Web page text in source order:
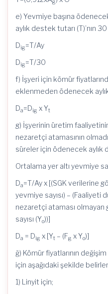
g
e) Yevmiye başına
aylık destek tutarı (T)’nın
Dig=T/Ay
Dig=T/30
f) İşyeri için kömür
eklenmeden ödenecek
Da=Dig x Yt
g) İşyerinin üretim
nezaretçi atamasının
süreler için ödenecek aylık
Ortalama yer altı yevmiye
Da=T/Ay x [(SGK verilerine
yevmiye sayısı) – (Faaliyeti
nezaretçi ataması olmayan
sayısı (Yo))]
Da = Dig x [Yt – (Fg x Yo)]
ğ) Kömür fiyatlarının
için aşağıdaki şekilde
1) Linyit için;